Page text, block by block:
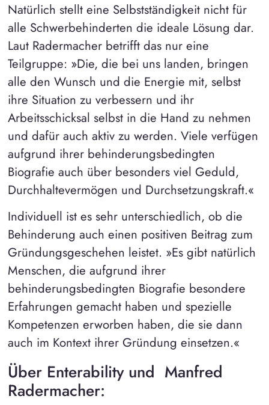
Natürlich stellt eine Selbstständigkeit nicht für
alle Schwerbehinderten die ideale Lösung dar.
Laut Radermacher betrifft das nur eine
Teilgruppe: »Die, die bei uns landen, bringen
alle den Wunsch und die Energie mit, selbst
ihre Situation zu verbessern und ihr
Arbeitsschicksal selbst in die Hand zu nehmen
und dafür auch aktiv zu werden. Viele verfügen
aufgrund ihrer behinderungsbedingten
Biografie auch über besonders viel Geduld,
Durchhaltevermögen und Durchsetzungskraft.«
Individuell ist es sehr unterschiedlich, ob die
Behinderung auch einen positiven Beitrag zum
Gründungsgeschehen leistet. »Es gibt natürlich
Menschen, die aufgrund ihrer
behinderungsbedingten Biografie besondere
Erfahrungen gemacht haben und spezielle
Kompetenzen erworben haben, die sie dann
auch im Kontext ihrer Gründung einsetzen.«
Über Enterability und Manfred
Radermacher: